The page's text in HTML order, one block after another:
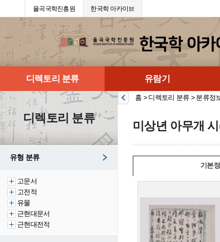
율곡국학진흥원 한국학 아카이브
디렉토리 분류 유람기
디렉토리 분류
유형 분류
고문서
고전적
유물
근현대문서
근현대전적
홈 > 디렉토리 분류 > 분류정
미상년 아무개
기본